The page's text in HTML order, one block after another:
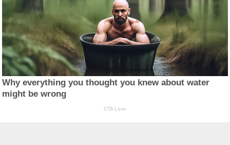
Why everything you thought you knew about water
might be wrong
CTA Love